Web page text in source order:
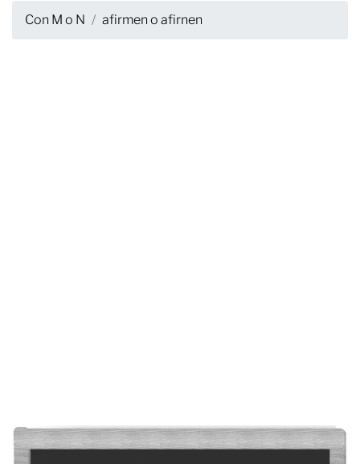
Con M o N afirmen o afirnen